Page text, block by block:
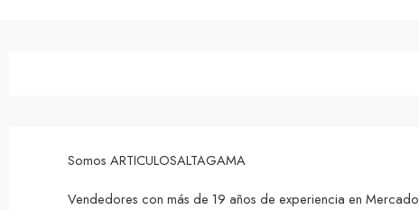
Somos ARTICULOSALTAGAMA
Vendedores con más de 19 años de experiencia en